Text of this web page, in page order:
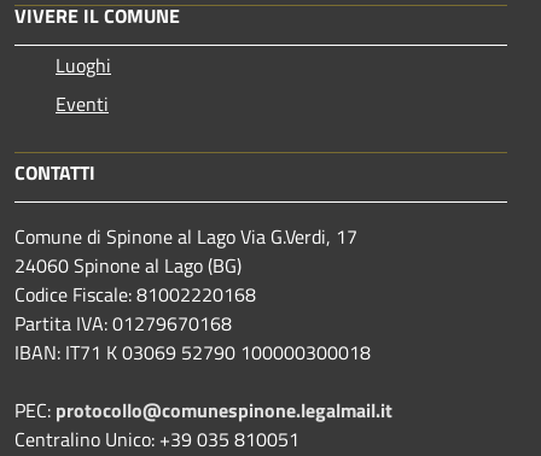
VIVERE IL COMUNE
Luoghi
Eventi
CONTATTI
Comune di Spinone al Lago Via G.Verdi, 17
24060 Spinone al Lago (BG)
Codice Fiscale: 81002220168
Partita IVA: 01279670168
IBAN: IT71 K 03069 52790 100000300018
PEC: protocollo@comunespinone.legalmail.it
Centralino Unico: +39 035 810051